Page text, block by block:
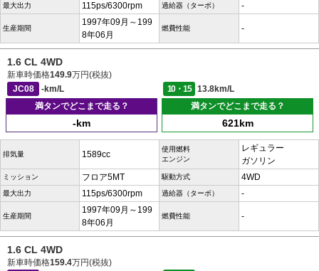
最大出力 115ps/6300rpm 過給器（ターボ） -
生産期間
1997年09月～199
8年06月
燃費性能 -
1.6 CL 4WD
新車時価格149.9万円(税抜)
JC08
-km/L 10・15
13.8km/L
満タンでどこまで走る？
-km
満タンでどこまで走る？
621km
排気量 1589cc
使用燃料
エンジン
レギュラー
ガソリン
ミッション フロア5MT 駆動方式 4WD
最大出力 115ps/6300rpm 過給器（ターボ） -
生産期間
1997年09月～199
8年06月
燃費性能 -
1.6 CL 4WD
新車時価格159.4万円(税抜)